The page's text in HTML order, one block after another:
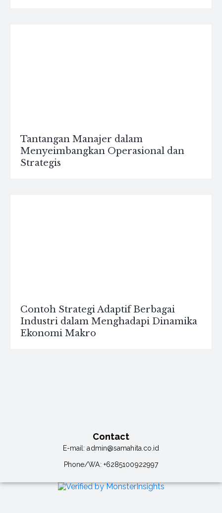
Tantangan Manajer dalam
Menyeimbangkan Operasional dan
Strategis
Contoh Strategi Adaptif Berbagai
Industri dalam Menghadapi Dinamika
Ekonomi Makro
Contact
E-mail:admin@samahita.co.id
Phone/WA: +6285100922997